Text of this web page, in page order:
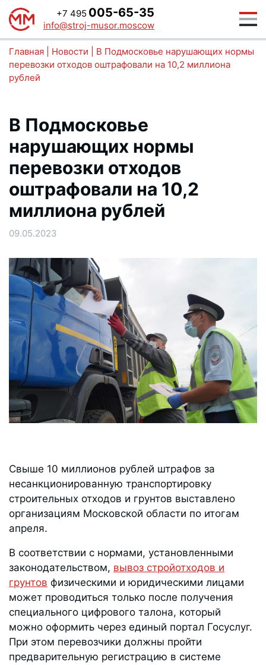
+7 495 005-65-35
info@stroj-musor.moscow
Главная Новости
В Подмосковье нарушающих нормы
перевозки отходов оштрафовали на 10,2 миллиона
рублей
В Подмосковье
нарушающих нормы
перевозки отходов
оштрафовали на 10,2
миллиона рублей
09.05.2023
Свыше 10 миллионов рублей штрафов за
несанкционированную транспортировку
строительных отходов и грунтов выставлено
организациям Московской области по итогам
апреля.
В соответствии с нормами, установленными
законодательством, вывоз стройотходов и
грунтов физическими и юридическими лицами
может проводиться только после получения
специального цифрового талона, который
можно оформить через единый портал Госуслуг.
При этом перевозчики должны пройти
предварительную регистрацию в системе